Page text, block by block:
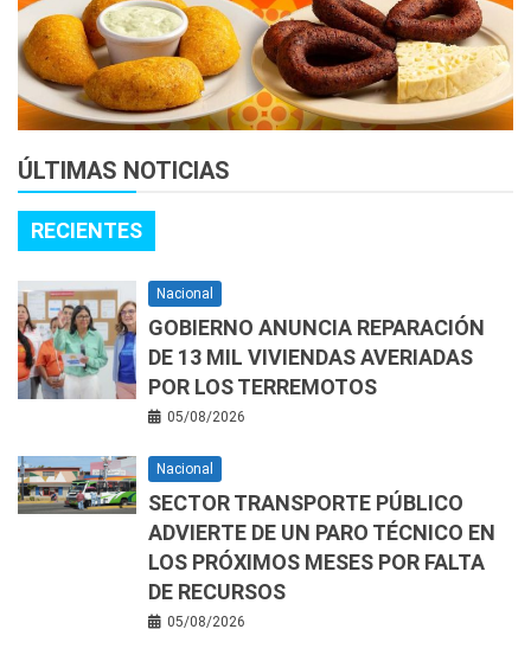
ÚLTIMAS NOTICIAS
RECIENTES
Nacional
GOBIERNO ANUNCIA REPARACIÓN
DE 13 MIL VIVIENDAS AVERIADAS
POR LOS TERREMOTOS
05/08/2026
Nacional
SECTOR TRANSPORTE PÚBLICO
ADVIERTE DE UN PARO TÉCNICO EN
LOS PRÓXIMOS MESES POR FALTA
DE RECURSOS
05/08/2026